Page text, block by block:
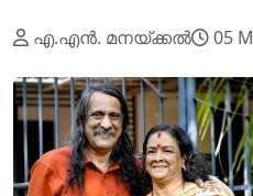
എ.എന്‍. മനയ്ക്കല്‍ 05